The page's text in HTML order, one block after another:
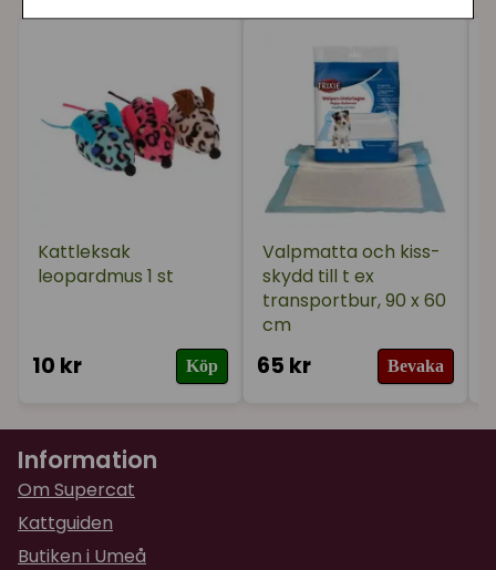
Kattleksak
leopardmus 1 st
10 kr Köp
Valpmatta och kiss-
skydd till t ex
transportbur, 90 x 60
cm
65 kr Bevaka
Information
Om Supercat
Kattguiden
Butiken i Umeå